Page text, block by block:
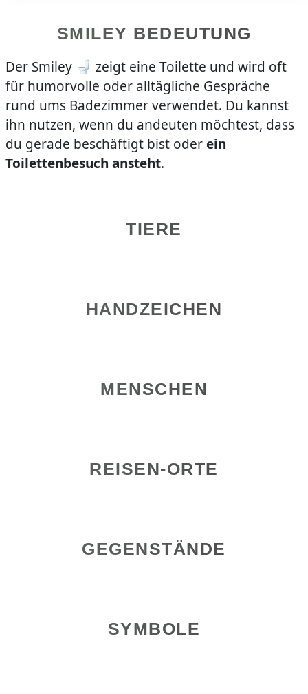
SMILEY BEDEUTUNG
Der Smiley 🚽 zeigt eine Toilette und wird oft
für humorvolle oder alltägliche Gespräche
rund ums Badezimmer verwendet. Du kannst
ihn nutzen, wenn du andeuten möchtest, dass
du gerade beschäftigt bist oderein
Toilettenbesuch ansteht.
TIERE
HANDZEICHEN
MENSCHEN
REISEN-ORTE
GEGENSTÄNDE
SYMBOLE